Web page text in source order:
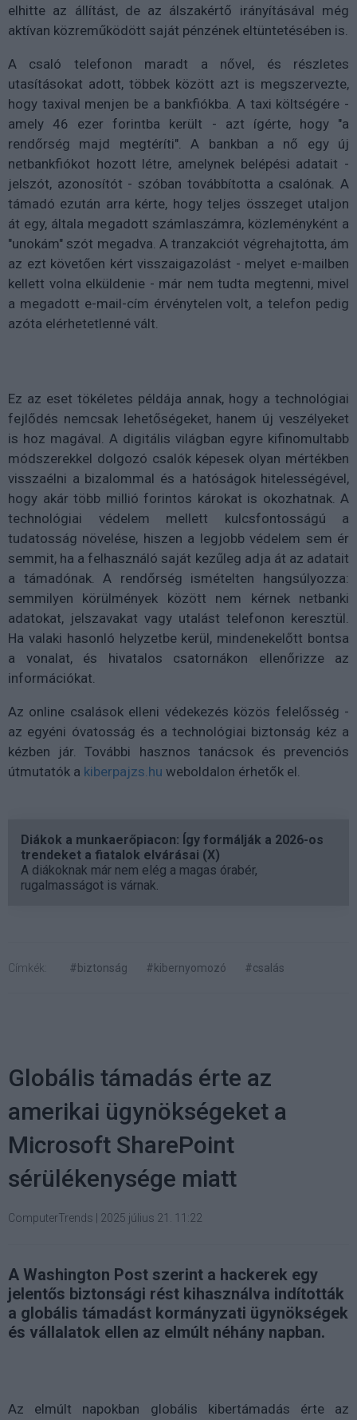
elhitte az állítást, de az álszakértő irányításával még
aktívan közreműködött saját pénzének eltüntetésében is.
A csaló telefonon maradt a nővel, és részletes
utasításokat adott, többek között azt is megszervezte,
hogy taxival menjen be a bankfiókba. A taxi költségére -
amely 46 ezer forintba került - azt ígérte, hogy "a
rendőrség majd megtéríti". A bankban a nő egy új
netbankfiókot hozott létre, amelynek belépési adatait -
jelszót, azonosítót - szóban továbbította a csalónak. A
támadó ezután arra kérte, hogy teljes összeget utaljon
át egy, általa megadott számlaszámra, közleményként a
"unokám" szót megadva. A tranzakciót végrehajtotta, ám
az ezt követően kért visszaigazolást - melyet e-mailben
kellett volna elküldenie - már nem tudta megtenni, mivel
a megadott e-mail-cím érvénytelen volt, a telefon pedig
azóta elérhetetlenné vált.
Ez az eset tökéletes példája annak, hogy a technológiai
fejlődés nemcsak lehetőségeket, hanem új veszélyeket
is hoz magával. A digitális világban egyre kifinomultabb
módszerekkel dolgozó csalók képesek olyan mértékben
visszaélni a bizalommal és a hatóságok hitelességével,
hogy akár több millió forintos károkat is okozhatnak. A
technológiai védelem mellett kulcsfontosságú a
tudatosság növelése, hiszen a legjobb védelem sem ér
semmit, ha a felhasználó saját kezűleg adja át az adatait
a támadónak. A rendőrség ismételten hangsúlyozza:
semmilyen körülmények között nem kérnek netbanki
adatokat, jelszavakat vagy utalást telefonon keresztül.
Ha valaki hasonló helyzetbe kerül, mindenekelőtt bontsa
a vonalat, és hivatalos csatornákon ellenőrizze az
információkat.
Az online csalások elleni védekezés közös felelősség -
az egyéni óvatosság és a technológiai biztonság kéz a
kézben jár. További hasznos tanácsok és prevenciós
útmutatók a kiberpajzs.hu weboldalon érhetők el.
Diákok a munkaerőpiacon: Így formálják a 2026-os
trendeket a fiatalok elvárásai (X)
A diákoknak már nem elég a magas órabér,
rugalmasságot is várnak.
Címkék: #biztonság #kibernyomozó #csalás
Globális támadás érte az
amerikai ügynökségeket a
Microsoft SharePoint
sérülékenysége miatt
ComputerTrends 2025 július 21. 11:22
A Washington Post szerint a hackerek egy
jelentős biztonsági rést kihasználva indították
a globális támadást kormányzati ügynökségek
és vállalatok ellen az elmúlt néhány napban.
Az elmúlt napokban globális kibertámadás érte az